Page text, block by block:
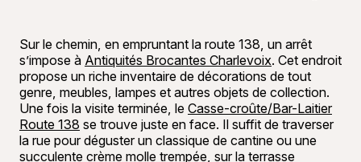
Sur le chemin, en empruntant la route 138, un arrêt
s’impose à Antiquités Brocantes Charlevoix. Cet endroit
propose un riche inventaire de décorations de tout
genre, meubles, lampes et autres objets de collection.
Une fois la visite terminée, le Casse-croûte/Bar-Laitier
Route 138 se trouve juste en face. Il suffit de traverser
la rue pour déguster un classique de cantine ou une
succulente crème molle trempée, sur la terrasse